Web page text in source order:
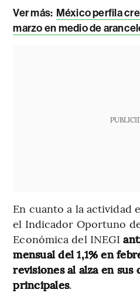
Ver más: México perfila
marzo en medio de
En cuanto a la actividad
el Indicador Oportuno
Económica del INEGI
mensual del 1,1% en
revisiones al alza en sus
principales.